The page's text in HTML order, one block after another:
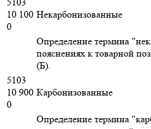
10 100
0
Некарбонизованные
Определение термина
пояснениях к товарной
(Б).
5103
10 900
0
Карбонизованные
Определение термина